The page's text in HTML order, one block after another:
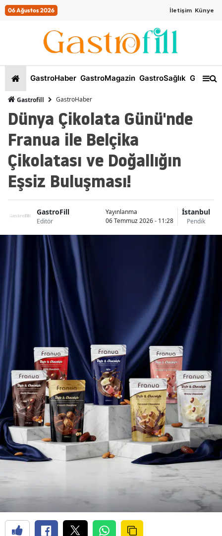
06 Ağustos 2026 İletişim Künye
GastroHaber GastroMagazin GastroSağlık
Gastrofill GastroHaber
Dünya Çikolata Günü'nde
Franua ile Belçika
Çikolatası ve Doğallığın
Eşsiz Buluşması!
GastroFill
Editör
Yayınlanma
06 Temmuz 2026 - 11:28
İstanbul
Pendik